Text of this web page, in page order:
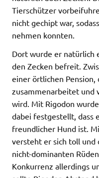
Tierschützer
nicht gechipt war,
nehmen konnten.
Dort wurde er natürlich
den Zecken befreit.
einer örtlichen Pension,
zusammenarbeitet und
wird. Mit Rigodon
dabei festgestellt, dass
freundlicher Hund ist.
versteht er sich toll und
nicht-dominanten
Konkurrenz allerdings